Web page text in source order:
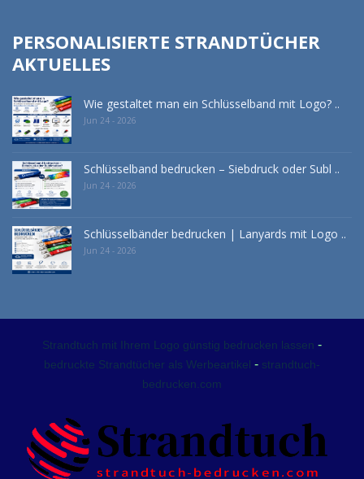
PERSONALISIERTE STRANDTÜCHER
AKTUELLES
Wie gestaltet man ein Schlüsselband mit Logo? ..
Jun 24 - 2026
Schlüsselband bedrucken – Siebdruck oder Subl ..
Jun 24 - 2026
Schlüsselbänder bedrucken | Lanyards mit Logo ..
Jun 24 - 2026
Strandtuch mit Ihrem Logo günstig bedrucken lassen -
bedruckte Strandtücher als Werbeartikel - strandtuch-
bedrucken.com